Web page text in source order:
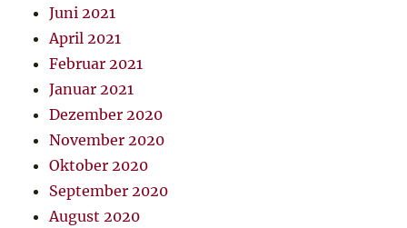
Juni 2021
April 2021
Februar 2021
Januar 2021
Dezember 2020
November 2020
Oktober 2020
September 2020
August 2020